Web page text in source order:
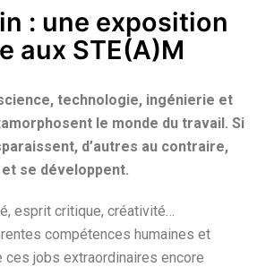
: une exposition
aux STE(A)M
technologie, ingénierie et
le monde du travail. Si
d’autres au contraire,
se développent.
esprit critique, créativité…
compétences humaines et
jobs extraordinaires encore